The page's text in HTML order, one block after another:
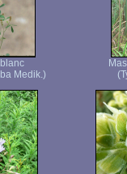
Medik.)